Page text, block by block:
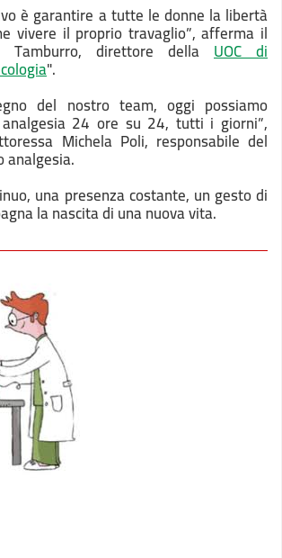
è garantire a tutte le donne la libertà
vivere il proprio travaglio”, afferma il
Tamburro, direttore della UOC di
".
del nostro team, oggi possiamo
24 ore su 24, tutti i giorni”,
Michela Poli, responsabile del
analgesia.
una presenza costante, un gesto di
la nascita di una nuova vita.